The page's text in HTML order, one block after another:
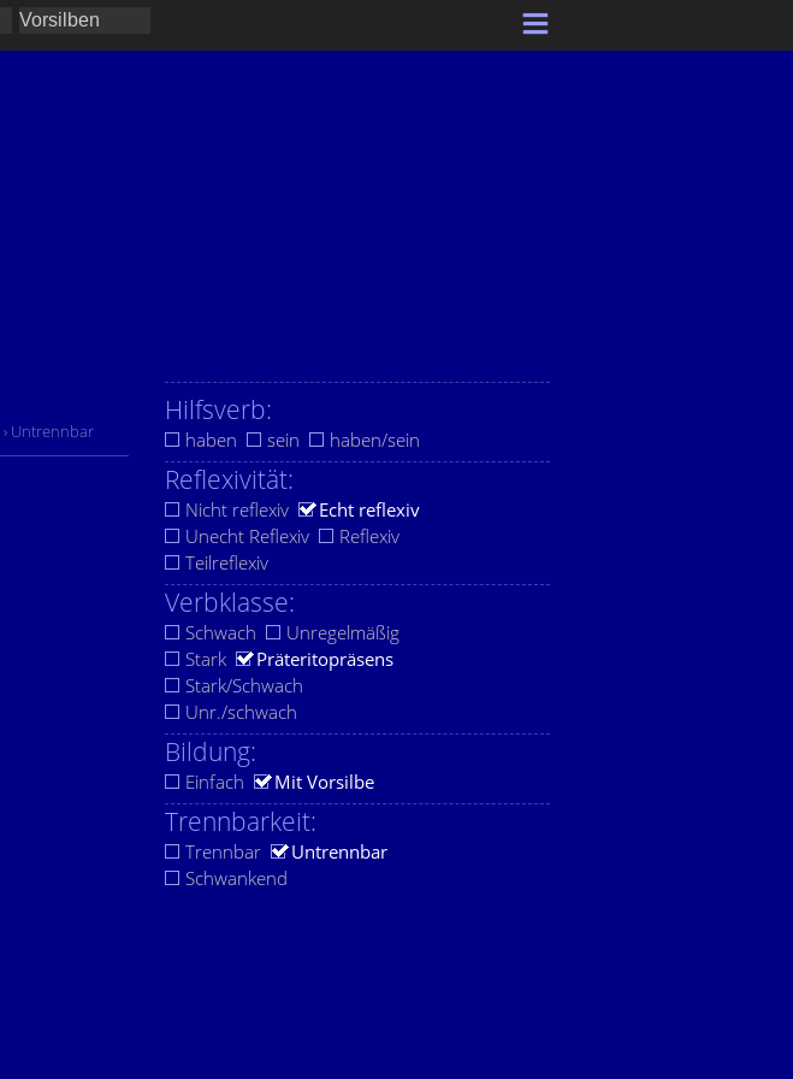
› Untrennbar
Hilfsverb:
haben sein haben/sein
Reflexivität:
Nicht reflexiv
Echt reflexiv
Unecht Reflexiv
Reflexiv
Teilreflexiv
Verbklasse:
Schwach
Unregelmäßig
Stark
Präteritopräsens
Stark/Schwach
Unr./schwach
Bildung:
Einfach Mit Vorsilbe
Trennbarkeit:
Trennbar
Untrennbar
Schwankend